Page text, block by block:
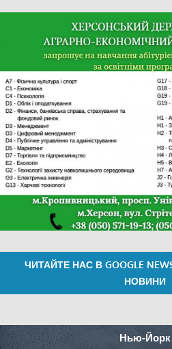
ЧИТАЙТЕ НАС В GOOGLE
НОВИНИ
Нью-Йорк